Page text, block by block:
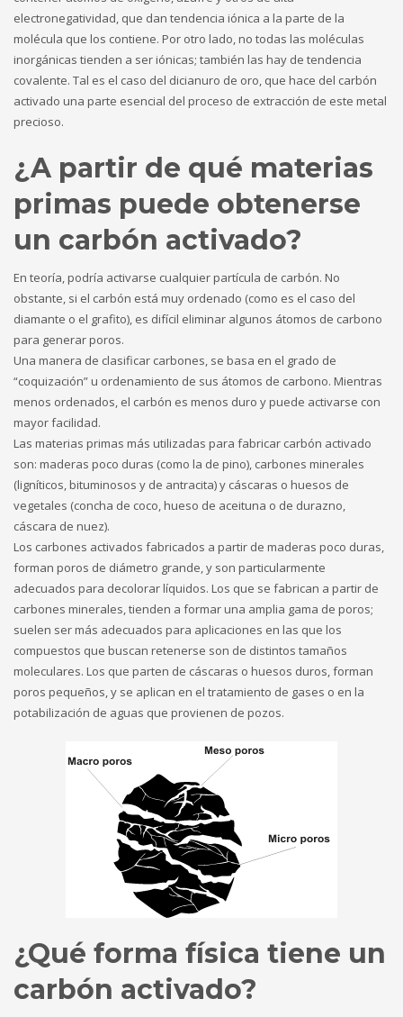
electronegatividad, que dan tendencia iónica a la parte de la
molécula que los contiene. Por otro lado, no todas las moléculas
inorgánicas tienden a ser iónicas; también las hay de tendencia
covalente. Tal es el caso del dicianuro de oro, que hace del carbón
activado una parte esencial del proceso de extracción de este metal
precioso.
¿A partir de qué materias
primas puede obtenerse
un carbón activado?
En teoría, podría activarse cualquier partícula de carbón. No
obstante, si el carbón está muy ordenado (como es el caso del
diamante o el grafito), es difícil eliminar algunos átomos de carbono
para generar poros.
Una manera de clasificar carbones, se basa en el grado de
“coquización” u ordenamiento de sus átomos de carbono. Mientras
menos ordenados, el carbón es menos duro y puede activarse con
mayor facilidad.
Las materias primas más utilizadas para fabricar carbón activado
son: maderas poco duras (como la de pino), carbones minerales
(ligníticos, bituminosos y de antracita) y cáscaras o huesos de
vegetales (concha de coco, hueso de aceituna o de durazno,
cáscara de nuez).
Los carbones activados fabricados a partir de maderas poco duras,
forman poros de diámetro grande, y son particularmente
adecuados para decolorar líquidos. Los que se fabrican a partir de
carbones minerales, tienden a formar una amplia gama de poros;
suelen ser más adecuados para aplicaciones en las que los
compuestos que buscan retenerse son de distintos tamaños
moleculares. Los que parten de cáscaras o huesos duros, forman
poros pequeños, y se aplican en el tratamiento de gases o en la
potabilización de aguas que provienen de pozos.
¿Qué forma física tiene un
carbón activado?